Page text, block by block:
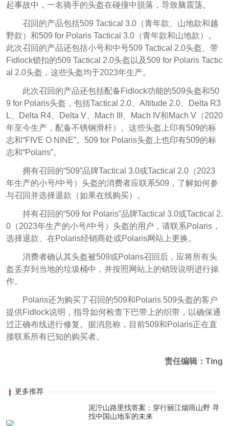
起事故中，一名骑手的头盔在碰撞中脱落，导致脑震荡。
召回的产品包括509 Tactical 3.0（青年款、山地款和越
野款）和509 for Polaris Tactical 3.0（青年款和山地款）。
此次召回的产品还包括小号和中号509 Tactical 2.0头盔、带
Fidlock锁扣的509 Tactical 2.0头盔以及509 for Polaris Tactic
al 2.0头盔，这些头盔均于2023年生产。
此次召回的产品还包括配备Fidlock功能的509头盔和50
9 for Polaris头盔，包括Tactical 2.0、Altitude 2.0、Delta R3
L、Delta R4、Delta V、Mach III、Mach IV和Mach V（2020
年至今生产，配备不锈钢滑杆）。这些头盔上印有509的标
志和“FIVE O NINE”。509 for Polaris头盔上也印有509的标
志和“Polaris”。
拥有召回的“509”品牌Tactical 3.0或Tactical 2.0（2023
年生产的小号/中号）头盔的消费者应联系509，了解如何参
与召回并选择退款（如果在线购买）。
持有召回的“509 for Polaris”品牌Tactical 3.0或Tactical 2.
0（2023年生产的小号/中号）头盔的用户，请联系Polaris，
选择退款、在Polaris经销商处或Polaris网站上更换。
消费者确认其头盔被509或Polaris召回后，应将所有头
盔丢弃到当地的垃圾桶中，并按照网站上的销毁说明进行操
作。
Polaris还为购买了召回的509和Polaris 509头盔的客户
提供Fidlock说明，指导如何检查下巴带上的织带，以确保通
过正确布线进行修复。据消息称，目前509和Polaris正在直
接联系所有已知的购买者。
责任编辑：Ting
更多推荐
泥泞山路里找答案：穿行丽江烟雨山野 寻
找中国山地车的未来